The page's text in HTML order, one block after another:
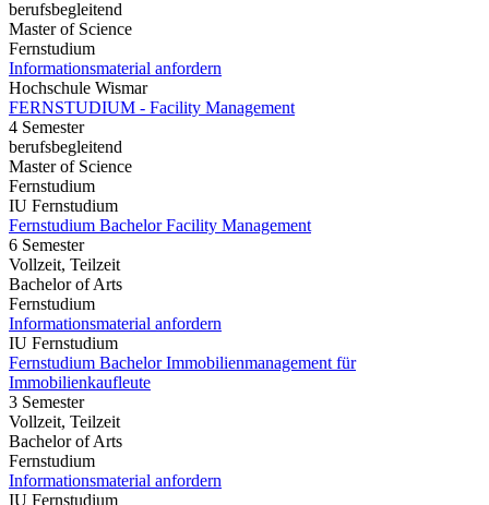
berufsbegleitend
Master of Science
Fernstudium
Informationsmaterial anfordern
Hochschule Wismar
FERNSTUDIUM - Facility Management
4 Semester
berufsbegleitend
Master of Science
Fernstudium
IU Fernstudium
Fernstudium Bachelor Facility Management
6 Semester
Vollzeit, Teilzeit
Bachelor of Arts
Fernstudium
Informationsmaterial anfordern
IU Fernstudium
Fernstudium Bachelor Immobilienmanagement für
Immobilienkaufleute
3 Semester
Vollzeit, Teilzeit
Bachelor of Arts
Fernstudium
Informationsmaterial anfordern
IU Fernstudium